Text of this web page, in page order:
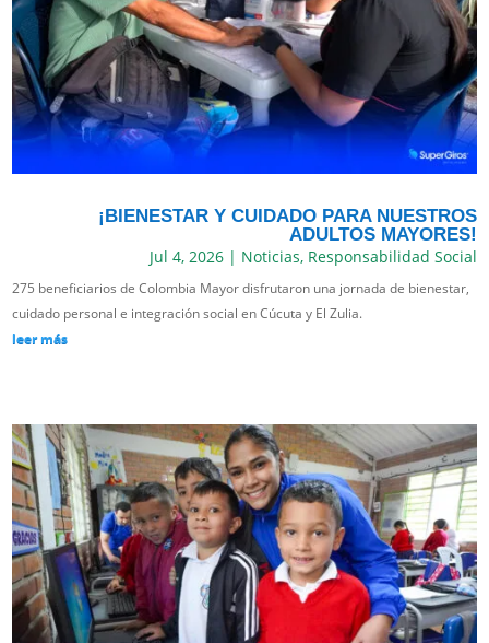
¡BIENESTAR Y CUIDADO PARA NUESTROS
ADULTOS MAYORES!
Jul 4, 2026| Noticias, Responsabilidad Social
275 beneficiarios de Colombia Mayor disfrutaron una jornada de bienestar,
cuidado personal e integración social en Cúcuta y El Zulia.
leer más